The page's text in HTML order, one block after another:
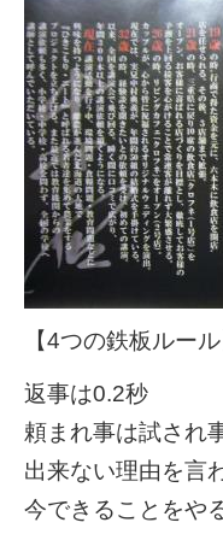
【4つの鉄板ルール
返事は0.2秒
頼まれ事は試され
出来ない理由を言
今できることをや